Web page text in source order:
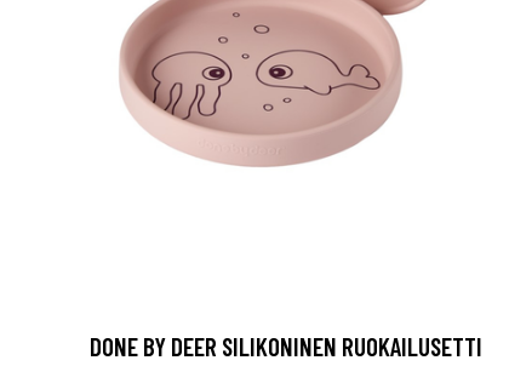
DONE BY DEER SILIKONINEN RUOKAILUSETTI